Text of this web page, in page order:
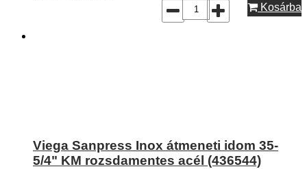
Kosárba
Viega Sanpress Inox átmeneti idom 35-
5/4" KM rozsdamentes acél (436544)